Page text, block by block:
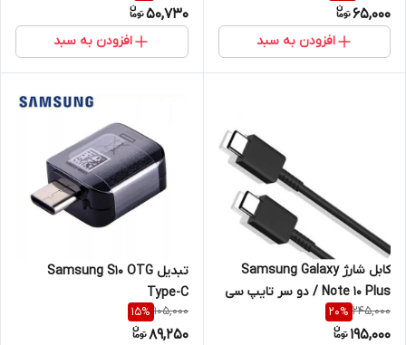
65,000
افزودن به سبد
50,730
افزودن به سبد
کابل شارژ Samsung Galaxy
Note 10 Plus / دو سر تایپ سی
245,000
20%
195,000
تبدیل Samsung S10 OTG
Type-C
105,000
15%
89,250